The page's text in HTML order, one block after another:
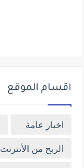
اقسام الموقع
اخبار عامة
الربح من الأنترنت